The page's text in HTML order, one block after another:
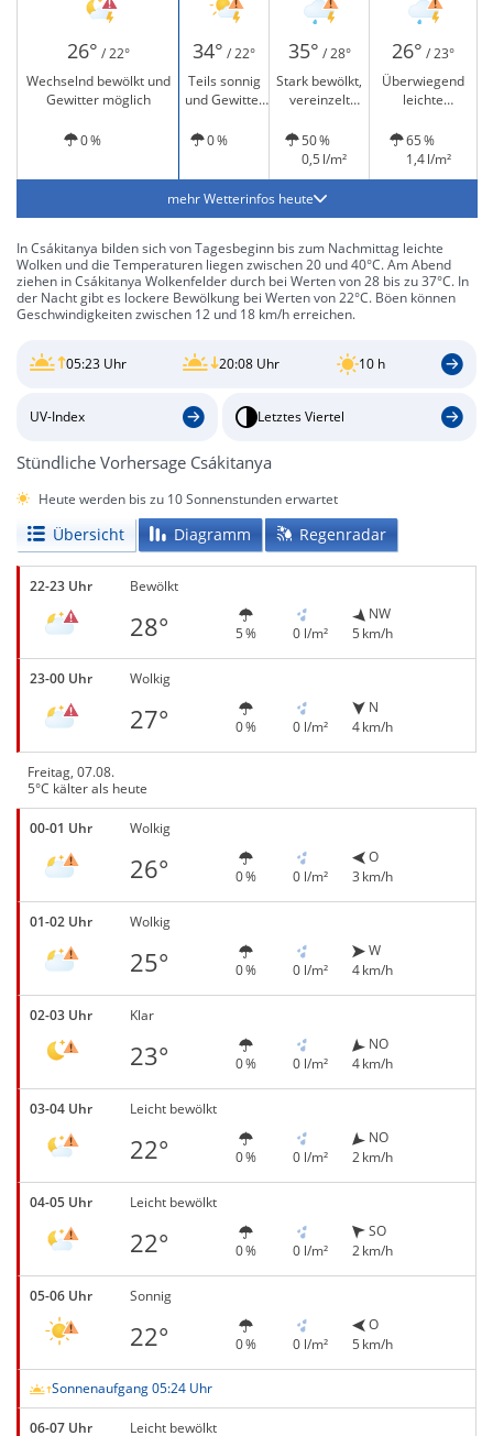
26° / 22° 34° / 22° 35° / 28° 26° / 23°
Wechselnd bewölkt und
Gewitter möglich
Teils sonnig
und Gewitter
Stark bewölkt,
vereinzelt
und Gewitter
möglich
Überwiegend
leichte
und Gewitter
möglich
0 % 0 %
50 %
0,5 l/m²
65 %
1,4 l/m²
mehr Wetterinfos heute
In Csákitanya bilden sich von Tagesbeginn bis zum Nachmittag leichte
Wolken und die Temperaturen liegen zwischen 20 und 40°C. Am Abend
ziehen in Csákitanya Wolkenfelder durch bei Werten von 28 bis zu 37°C. In
der Nacht gibt es lockere Bewölkung bei Werten von 22°C. Böen können
Geschwindigkeiten zwischen 12 und 18 km/h erreichen.
05:23 Uhr 20:08 Uhr 10 h
UV-Index Letztes Viertel
Stündliche Vorhersage Csákitanya
Heute werden bis zu 10 Sonnenstunden erwartet
Übersicht Diagramm Regenradar
22-23 Uhr Bewölkt
28° 5 % 0 l/m²
NW
5 km/h
23-00 Uhr Wolkig
27° 0 % 0 l/m²
N
4 km/h
Freitag, 07.08.
5°C kälter als heute
00-01 Uhr Wolkig
26° 0 % 0 l/m²
O
3 km/h
01-02 Uhr Wolkig
25° 0 % 0 l/m²
W
4 km/h
02-03 Uhr Klar
23° 0 % 0 l/m²
NO
4 km/h
03-04 Uhr Leicht bewölkt
22° 0 % 0 l/m²
NO
2 km/h
04-05 Uhr Leicht bewölkt
22° 0 % 0 l/m²
SO
2 km/h
05-06 Uhr Sonnig
22° 0 % 0 l/m²
O
5 km/h
Sonnenaufgang 05:24 Uhr
06-07 Uhr Leicht bewölkt